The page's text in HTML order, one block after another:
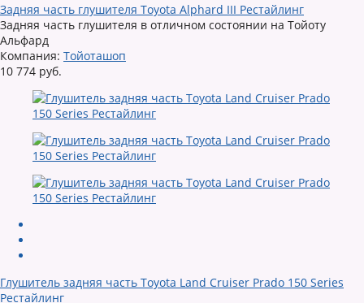
Задняя часть глушителя Toyota Alphard III Рестайлинг
Задняя часть глушителя в отличном состоянии на Тойоту
Альфард
Компания: Тойоташоп
10 774 руб.
Глушитель задняя часть Toyota Land Cruiser Prado 150 Series
Рестайлинг